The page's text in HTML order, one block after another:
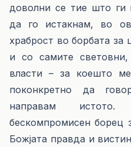
доволни се тие што ги
да го истакнам, во
храброст во борбата
и со самите
власти – за коешто
поконкретно да
направам
бескомпромисен борец
Божјата правда и